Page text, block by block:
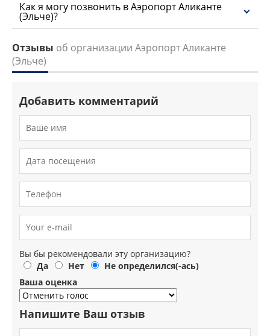
Как я могу позвонить в Аэропорт Аликанте
(Эльче)?
Отзывы об организации Аэропорт Аликанте
(Эльче)
Добавить комментарий
Вы бы рекомендовали эту организацию?
Да
Нет
Не определился(-ась)
Ваша оценка
Напишите Ваш отзыв